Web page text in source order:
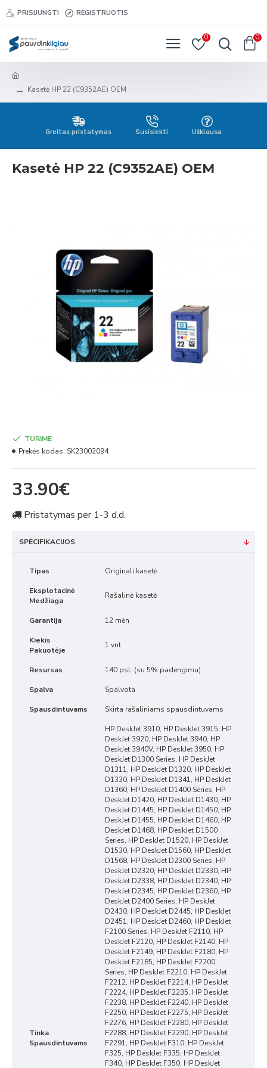
PRISIJUNGTI REGISTRUOTIS
0 0
Kasetė HP 22 (C9352AE) OEM
Greitas pristatymas Susisiekti Užklausa
Kasetė HP 22 (C9352AE) OEM
33.90€
TURIME
Prekės kodas: SK23002094
Pristatymas per 1-3 d.d.
SPECIFIKACIJOS
Tipas Originali kasetė
Eksplotacinė
Medžiaga
Rašalinė kasetė
Garantija 12 mėn
Kiekis
Pakuotėje
1 vnt
Resursas 140 psl. (su 5% padengimu)
Spalva Spalvota
Spausdintuvams Skirta rašaliniams spausdintuvams
Tinka
Spausdintuvams
HP DeskJet 3910, HP DeskJet 3915, HP
DeskJet 3920, HP DeskJet 3940, HP
DeskJet 3940V, HP DeskJet 3950, HP
DeskJet D1300 Series, HP DeskJet
D1311, HP DeskJet D1320, HP DeskJet
D1330, HP DeskJet D1341, HP DeskJet
D1360, HP DeskJet D1400 Series, HP
DeskJet D1420, HP DeskJet D1430, HP
DeskJet D1445, HP DeskJet D1450, HP
DeskJet D1455, HP DeskJet D1460, HP
DeskJet D1468, HP DeskJet D1500
Series, HP DeskJet D1520, HP DeskJet
D1530, HP DeskJet D1560, HP DeskJet
D1568, HP DeskJet D2300 Series, HP
DeskJet D2320, HP DeskJet D2330, HP
DeskJet D2338, HP DeskJet D2340, HP
DeskJet D2345, HP DeskJet D2360, HP
DeskJet D2400 Series, HP DeskJet
D2430, HP DeskJet D2445, HP DeskJet
D2451, HP DeskJet D2460, HP DeskJet
F2100 Series, HP DeskJet F2110, HP
DeskJet F2120, HP DeskJet F2140, HP
DeskJet F2149, HP DeskJet F2180, HP
DeskJet F2185, HP DeskJet F2200
Series, HP DeskJet F2210, HP DeskJet
F2212, HP DeskJet F2214, HP DeskJet
F2224, HP DeskJet F2235, HP DeskJet
F2238, HP DeskJet F2240, HP DeskJet
F2250, HP DeskJet F2275, HP DeskJet
F2276, HP DeskJet F2280, HP DeskJet
F2288, HP DeskJet F2290, HP DeskJet
F2291, HP DeskJet F310, HP DeskJet
F325, HP DeskJet F335, HP DeskJet
F340, HP DeskJet F350, HP DeskJet